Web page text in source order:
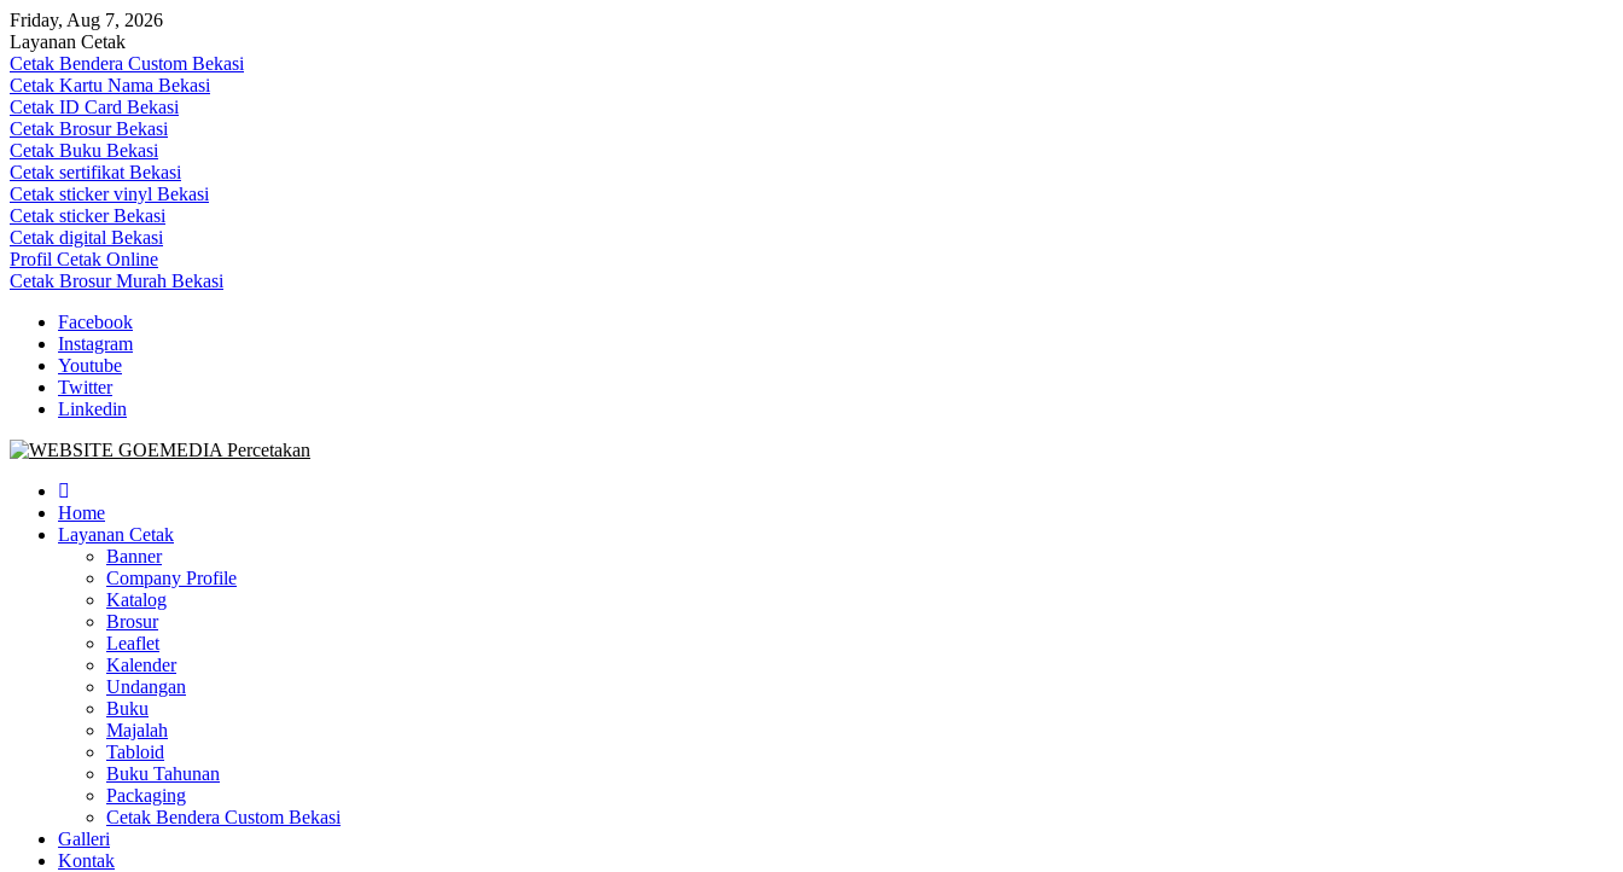
Skip
to
content
Friday, Aug 7, 2026
Layanan Cetak
Cetak Bendera Custom Bekasi
Cetak Kartu Nama Bekasi
Cetak ID Card Bekasi
Cetak Brosur Bekasi
Cetak Buku Bekasi
Cetak sertifikat Bekasi
Cetak sticker vinyl Bekasi
Cetak sticker Bekasi
Cetak digital Bekasi
Profil Cetak Online
Cetak Brosur Murah Bekasi
Facebook
Instagram
Youtube
Twitter
Linkedin
Goe Media Percetakan | 0822-4439-5599 (Call/WA)
0822-4439-5599 (Call/WA) Percetakan jasa cetak banner buku yasin invoice kartu nama label map nota spanduk stiker undangan pernikahan murah online 24 jam
Home
Layanan Cetak
Banner
Company Profile
Katalog
Brosur
Leaflet
Kalender
Undangan
Buku
Majalah
Tabloid
Buku Tahunan
Packaging
Cetak Bendera Custom Bekasi
Galleri
Kontak